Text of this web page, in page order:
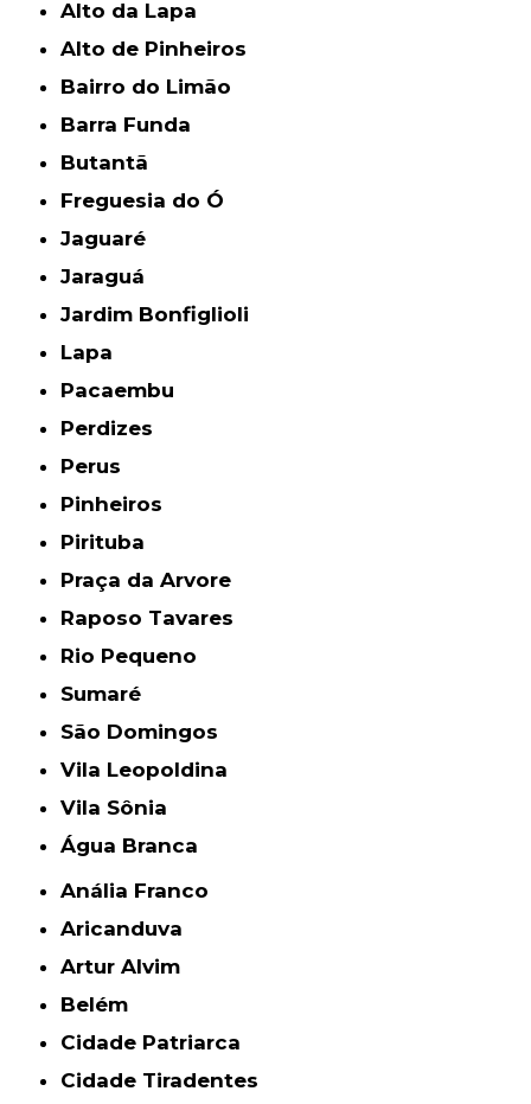
Alto da Lapa
Alto de Pinheiros
Bairro do Limão
Barra Funda
Butantã
Freguesia do Ó
Jaguaré
Jaraguá
Jardim Bonfiglioli
Lapa
Pacaembu
Perdizes
Perus
Pinheiros
Pirituba
Praça da Arvore
Raposo Tavares
Rio Pequeno
Sumaré
São Domingos
Vila Leopoldina
Vila Sônia
Água Branca
Anália Franco
Aricanduva
Artur Alvim
Belém
Cidade Patriarca
Cidade Tiradentes